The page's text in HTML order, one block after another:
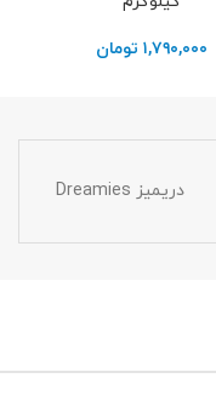
۱,۷۹۰,۰۰۰ تومان
دریمیز Dreamies